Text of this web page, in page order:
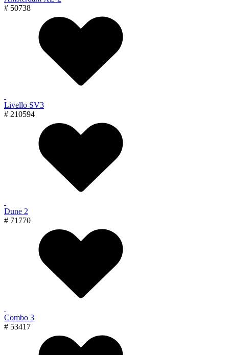
# 50738
Livello SV3
# 210594
Dune 2
# 71770
Combo 3
# 53417